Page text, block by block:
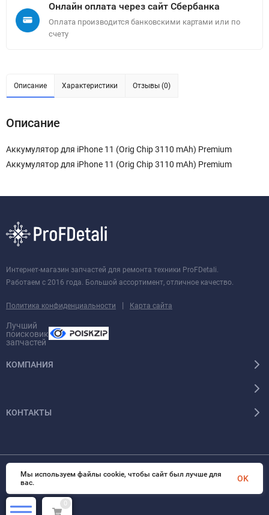
Онлайн оплата через сайт Сбербанка
Оплата производится банковскими картами или по
счету
Описание Характеристики Отзывы (0)
Описание
Аккумулятор для iPhone 11 (Orig Chip 3110 mAh) Premium
Аккумулятор для iPhone 11 (Orig Chip 3110 mAh) Premium
Интернет-магазин запчастей для ремонта техники ProFDetali.
Работаем с 2016 года. Большой ассортимент, отличное качество.
Политика конфиденциальности | Карта сайта
Лучший
поисковик
запчастей
КОМПАНИЯ
КОНТАКТЫ
© 2026 InSale. Все права защищены
0
Мы используем файлы cookie, чтобы сайт был лучше для
вас.
OK